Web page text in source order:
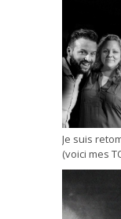
Je suis
(voici mes